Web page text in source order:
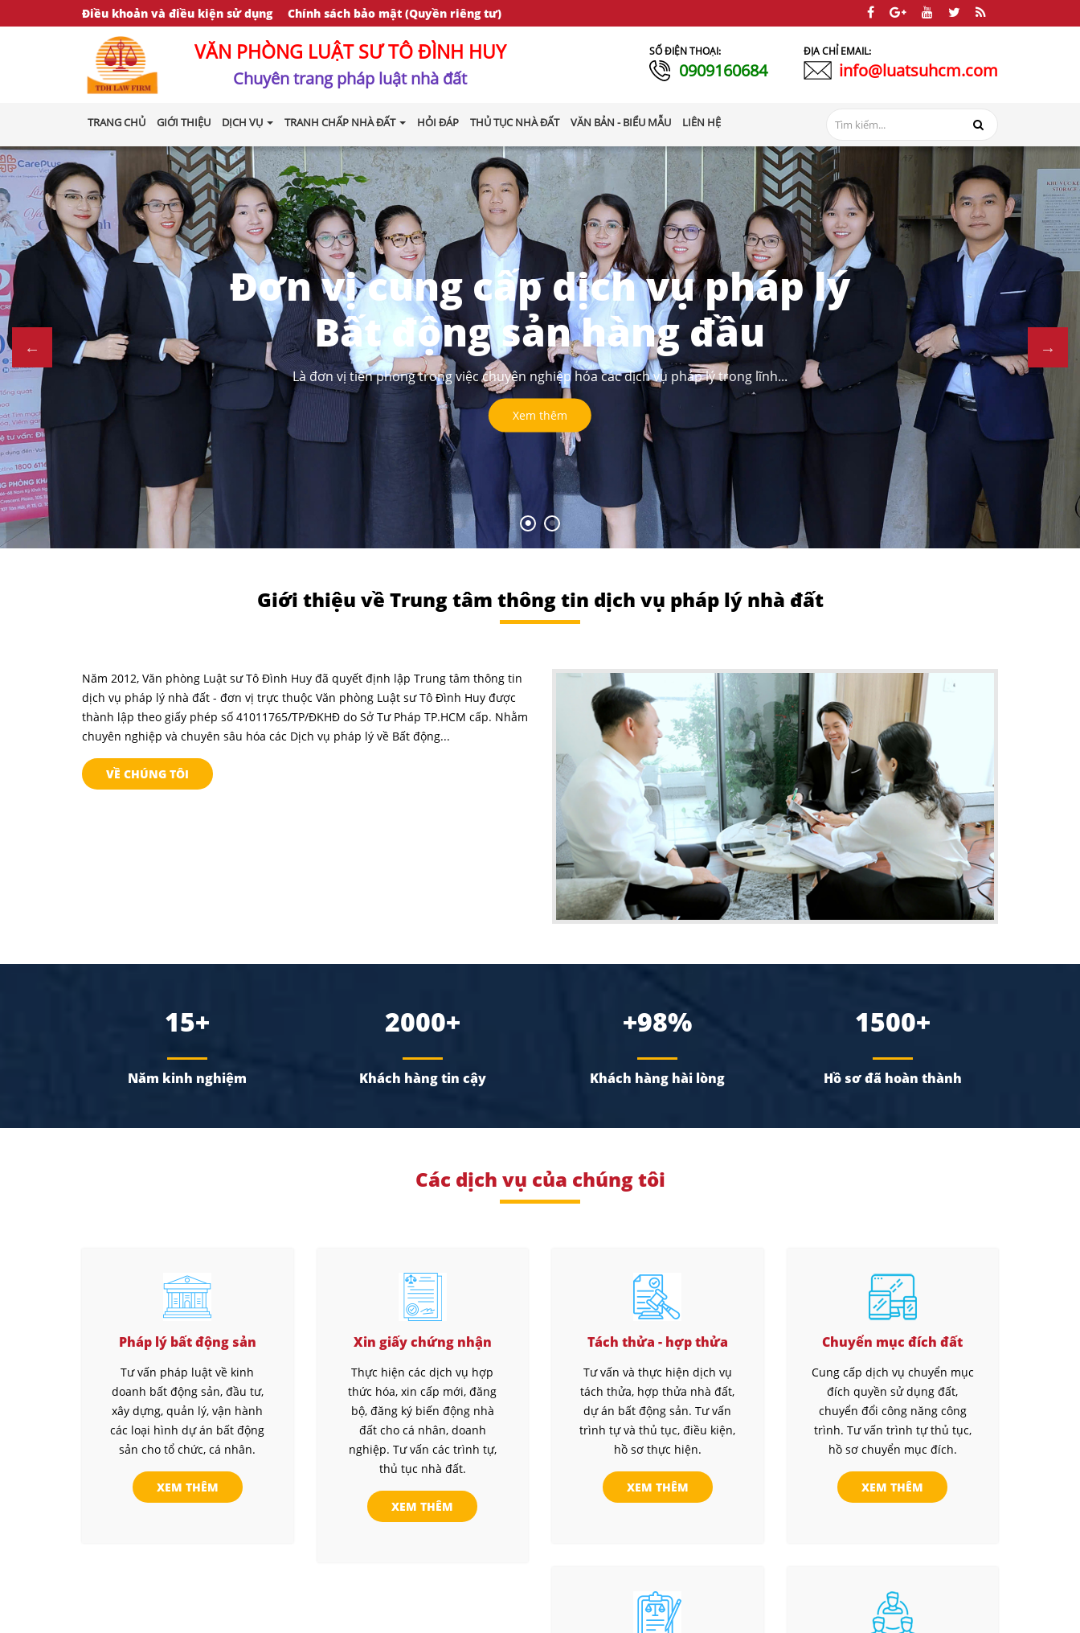
Điều khoản và điều kiện sử dụng Chính sách bảo mật (Quyền riêng tư)
VĂN PHÒNG LUẬT SƯ TÔ ĐÌNH HUY
Chuyên trang pháp luật nhà đất
SỐ ĐIỆN THOẠI:
0909160684
ĐỊA CHỈ EMAIL:
info@luatsuhcm.com
TRANG CHỦ GIỚI THIỆU DỊCH VỤ TRANH CHẤP NHÀ ĐẤT HỎI ĐÁP THỦ TỤC NHÀ ĐẤT VĂN BẢN - BIỂU MẪU LIÊN HỆ
Đơn vị cung cấp dịch vụ pháp lý
Bất động sản hàng đầu
Là đơn vị tiên phong trong việc chuyên nghiệp hóa các dịch vụ pháp lý trong lĩnh...
Xem thêm
Giới thiệu về Trung tâm thông tin dịch vụ pháp lý nhà đất
Năm 2012, Văn phòng Luật sư Tô Đình Huy đã quyết định lập Trung tâm thông tin
dịch vụ pháp lý nhà đất - đơn vị trực thuộc Văn phòng Luật sư Tô Đình Huy được
thành lập theo giấy phép số 41011765/TP/ĐKHĐ do Sở Tư Pháp TP.HCM cấp. Nhằm
chuyên nghiệp và chuyên sâu hóa các Dịch vụ pháp lý về Bất động...
VỀ CHÚNG TÔI
15+
Năm kinh nghiệm
2000+
Khách hàng tin cậy
+98%
Khách hàng hài lòng
1500+
Hồ sơ đã hoàn thành
Các dịch vụ của chúng tôi
Pháp lý bất động sản
Tư vấn pháp luật về kinh
doanh bất động sản, đầu tư,
xây dựng, quản lý, vận hành
các loại hình dự án bất động
sản cho tổ chức, cá nhân.
XEM THÊM
Xin giấy chứng nhận
Thực hiện các dịch vụ hợp
thức hóa, xin cấp mới, đăng
bộ, đăng ký biến động nhà
đất cho cá nhân, doanh
nghiệp. Tư vấn các trình tự,
thủ tục nhà đất.
XEM THÊM
Tách thửa - hợp thửa
Tư vấn và thực hiện dịch vụ
tách thửa, hợp thửa nhà đất,
dự án bất động sản. Tư vấn
trình tự và thủ tục, điều kiện,
hồ sơ thực hiện.
XEM THÊM
Chuyển mục đích đất
Cung cấp dịch vụ chuyển mục
đích quyền sử dụng đất,
chuyển đổi công năng công
trình. Tư vấn trình tự thủ tục,
hồ sơ chuyển mục đích.
XEM THÊM